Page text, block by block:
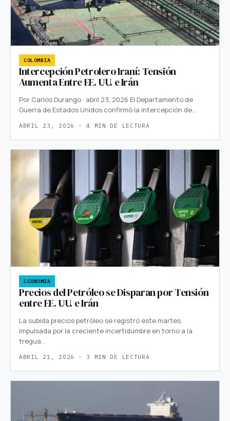
COLOMBIA
Intercepción Petrolero Iraní: Tensión
Aumenta Entre EE. UU. e Irán
Por Carlos Durango · abril 23, 2026 El Departamento de
Guerra de Estados Unidos confirmó la intercepción de…
ABRIL 23, 2026 · 4 MIN DE LECTURA
ECONOMIA
Precios del Petróleo se Disparan por Tensión
entre EE. UU. e Irán
La subida precios petróleo se registró este martes,
impulsada por la creciente incertidumbre en torno a la
tregua…
ABRIL 21, 2026 · 3 MIN DE LECTURA